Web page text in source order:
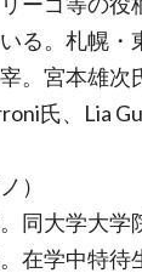
る。札幌・
。宮本雄
氏、Lia
）
同大学大
在学中特待